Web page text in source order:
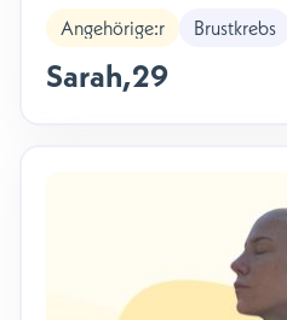
Angehörige:r Brustkrebs
Sarah,29